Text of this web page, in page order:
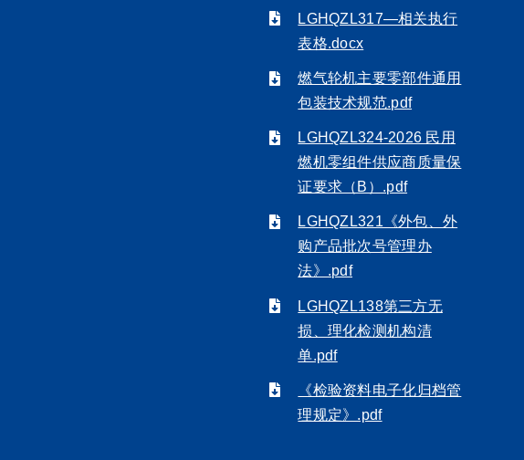
LGHQZL317—相关执行
表格.docx
燃气轮机主要零部件通用
包装技术规范.pdf
LGHQZL324-2026 民用
燃机零组件供应商质量保
证要求（B）.pdf
LGHQZL321《外包、外
购产品批次号管理办
法》.pdf
LGHQZL138第三方无
损、理化检测机构清
单.pdf
《检验资料电子化归档管
理规定》.pdf